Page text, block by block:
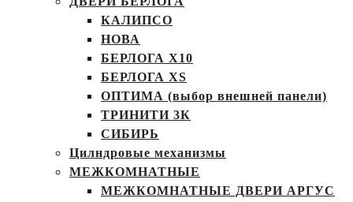
КАЛИПСО
НОВА
БЕРЛОГА Х10
БЕРЛОГА XS
ОПТИМА (выбор внешней панели)
ТРИНИТИ 3К
СИБИРЬ
Цилндровые механизмы
МЕЖКОМНАТНЫЕ
МЕЖКОМНАТНЫЕ ДВЕРИ АРГУС